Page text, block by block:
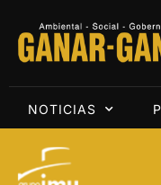
NOTICIAS